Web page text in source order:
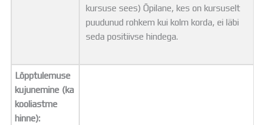
kursuse sees) Õpilane, kes on kursuselt
puudunud rohkem kui kolm korda, ei läbi
seda positiivse hindega.
Lõpptulemuse
kujunemine (ka
kooliastme
hinne):